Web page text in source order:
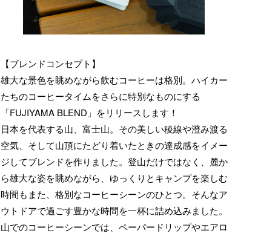
【ブレンドコンセプト】
雄大な景色を眺めながら飲むコーヒーは格別。ハイカー
たちのコーヒータイムをさらに特別なものにする
「FUJIYAMA BLEND」をリリースします！
日本を代表する山、富士山。その美しい稜線や澄み渡る
空気、そして山頂にたどり着いたときの達成感をイメー
ジしてブレンドを作りました。登山だけではなく、麓か
ら雄大な姿を眺めながら、ゆっくりとキャンプを楽しむ
時間もまた、格別なコーヒーシーンのひとつ。そんなア
ウトドアで過ごす豊かな時間を一杯に詰め込みました。
山でのコーヒーシーンでは、ペーパードリップやエアロ